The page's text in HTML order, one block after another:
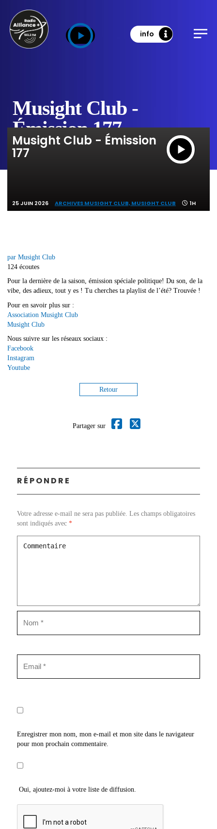
info
Musight Club -
Émission 177
Musight Club - Émission
177
25 JUIN 2026 ARCHIVES MUSIGHT CLUB,MUSIGHT CLUB 1H
par Musight Club
124 écoutes
Pour la dernière de la saison, émission spéciale politique! Du son, de la
vibe, des adieux, tout y es ! Tu cherches ta playlist de l’été? Trouvée !
Pour en savoir plus sur :
Association Musight Club
Musight Club
Nous suivre sur les réseaux sociaux :
Facebook
Instagram
Youtube
Retour
Partager sur
RÉPONDRE
Votre adresse e-mail ne sera pas publiée. Les champs obligatoires
sont indiqués avec *
Enregistrer mon nom, mon e-mail et mon site dans le navigateur
pour mon prochain commentaire.
Oui, ajoutez-moi à votre liste de diffusion.